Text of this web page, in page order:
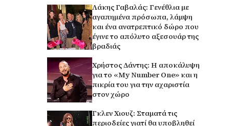
Λάκης Γαβαλάς: Γενέθλια με
αγαπημένα πρόσωπα, λάμψη
και ένα ανατρεπτικό δώρο που
έγινε το απόλυτο αξεσουάρ της
βραδιάς
Χρήστος Δάντης: Η αποκάλυψη
για το «My Number One» και η
πικρία του για την αχαριστία
στον χώρο
Γκλεν Χιουζ: Σταματά τις
περιοδείες γιατί θα υποβληθεί